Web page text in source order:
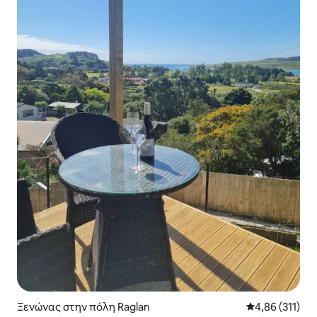
Ξενώνας στην πόλη Raglan Μέση
4,86 (311)